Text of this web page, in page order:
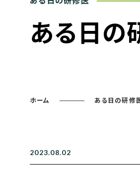
ある日の
ホーム ある日の研修
2023.08.02